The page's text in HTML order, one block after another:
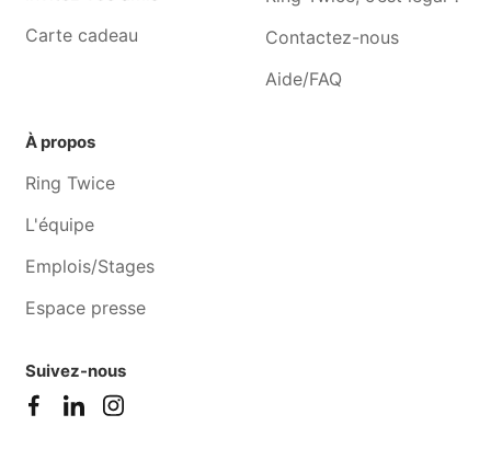
Graphiste Pont-à-celles
Carte cadeau
Contactez-nous
Aide/FAQ
À propos
Ring Twice
L'équipe
Emplois/Stages
Espace presse
Suivez-nous